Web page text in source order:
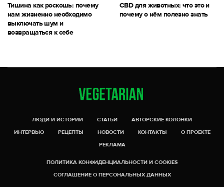
Тишина как роскошь: почему
нам жизненно необходимо
выключать шум и
возвращаться к себе
CBD для животных: что это и
почему о нём полезно знать
ЛЮДИ И ИСТОРИИ СТАТЬИ
АВТОРСКИЕ КОЛОНКИ
ИНТЕРВЬЮ
РЕЦЕПТЫ НОВОСТИ КОНТАКТЫ
О ПРОЕКТЕ
РЕКЛАМА
ПОЛИТИКА КОНФИДЕНЦИАЛЬНОСТИ И COOKIES
СОГЛАШЕНИЕ О ПЕРСОНАЛЬНЫХ ДАННЫХ